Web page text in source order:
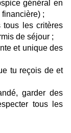
général en
;
tous les critères
de séjour ;
et unique des
tu reçois de et
garder des
tous les